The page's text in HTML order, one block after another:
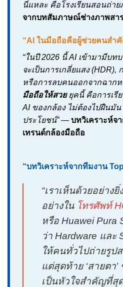
นี่แหละ คือโรงเรียนสอนถ่า
จากบทสัมภาษณ์ช่างภาพสา
“AI ในมือถือคือผู้ช่วยคนสำ
“ในปี 2026 นี้ AI เข้ามามีบ
จะเป็นการเกลี่ยแสง
หรือการลบคนออกจากฉาก
มือถือให้สวยยุคนี้ คือการเรี
AI ของกล้อง ไม่ต้องไปฝืนมั
ประโยชน์”— บทวิเคราะห์จ
เทรนด์กล้องมือถือ
“บทวิเคราะห์จากทีมงาน
“เราเห็นด้วยอย่าง
อย่างใน โทรศัพท์
หรือ Huawei Pura
ว่า Hardware และ
ให้คนทั่วไปถ่ายรูป
แต่สุดท้าย ‘สายตา
เป็นหัวใจสำคัญที่สุ